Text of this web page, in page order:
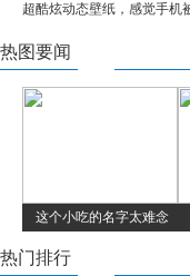
超酷炫动态壁纸，感觉手机
热图要闻
这个小吃的名字太难念
热门排行